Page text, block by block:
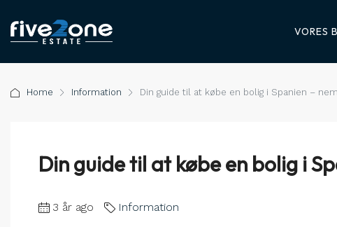
VORES
Home Information Din guide til at købe en bolig i Spanien –
Din guide til at købe en bolig i
3 år ago Information